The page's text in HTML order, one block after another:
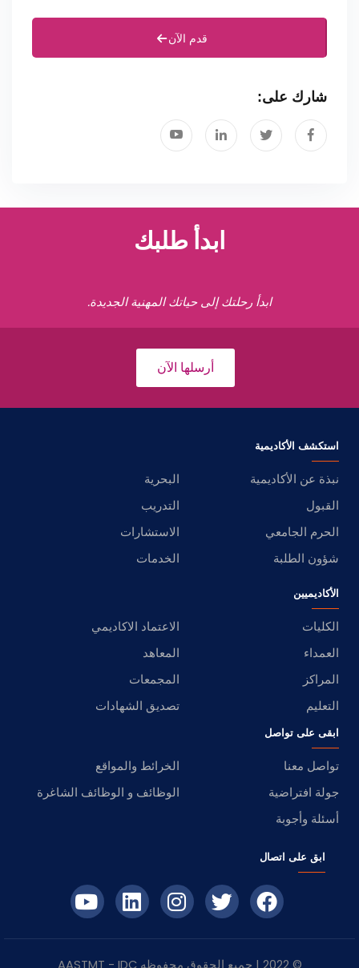
قدم الآن
شارك على:
ابدأ طلبك
ابدأ رحلتك إلى حياتك المهنية الجديدة.
أرسلها الآن
استكشف الأكاديمية
نبذة عن الأكاديمية
البحرية
القبول
التدريب
الحرم الجامعي
الاستشارات
شؤون الطلبة
الخدمات
الأكاديميين
الكليات
الاعتماد الاكاديمي
العمداء
المعاهد
المراكز
المجمعات
التعليم
تصديق الشهادات
ابقى على تواصل
تواصل معنا
الخرائط والمواقع
جولة افتراضية
الوظائف و الوظائف الشاغرة
أسئلة وأجوبة
ابق على اتصال
© 2022 | جميع الحقوق محفوظه IDC
- AASTMT